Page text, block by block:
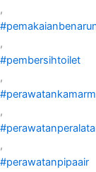
,
,
#pembersihtoilet
,
,
,
#perawatanpipaair